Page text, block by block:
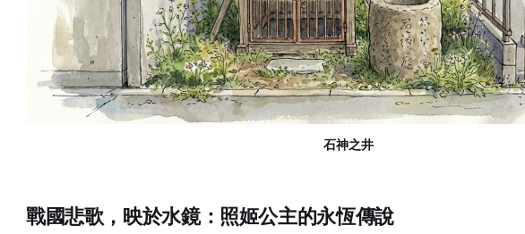
石神之井
戰國悲歌，映於水鏡：照姬公主的永恆傳說